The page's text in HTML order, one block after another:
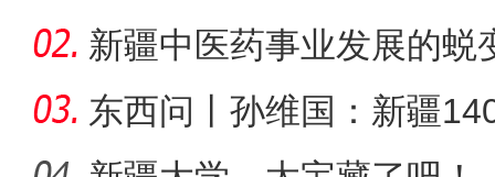
可分割
新疆中医药事业发展的蜕
东西问丨孙维国：新疆